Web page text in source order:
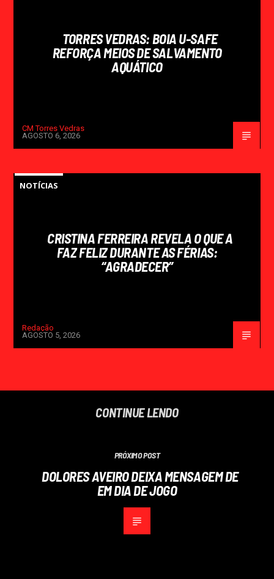
TORRES VEDRAS: BOIA U-SAFE
REFORÇA MEIOS DE SALVAMENTO
AQUÁTICO
CM Torres Vedras
AGOSTO 6, 2026
NOTÍCIAS
CRISTINA FERREIRA REVELA O QUE A
FAZ FELIZ DURANTE AS FÉRIAS:
“AGRADECER”
Redação
AGOSTO 5, 2026
CONTINUE LENDO
PRÓXIMO POST
DOLORES AVEIRO DEIXA MENSAGEM DE
EM DIA DE JOGO